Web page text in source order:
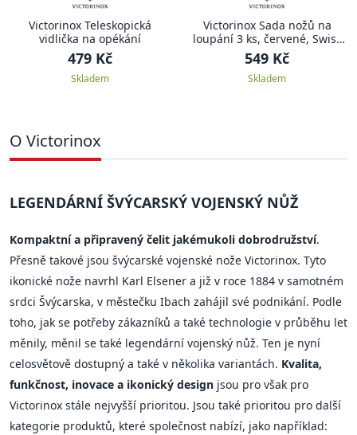
Victorinox Teleskopická
vidlička na opékání
479 Kč
Skladem
Victorinox Sada nožů na
loupání 3 ks, červené, Swiss
Classic
549 Kč
Skladem
O Victorinox
LEGENDÁRNÍ ŠVÝCARSKÝ VOJENSKÝ NŮŽ
Kompaktní a připravený čelit jakémukoli dobrodružství.
Přesně takové jsou švýcarské vojenské nože Victorinox. Tyto
ikonické nože navrhl Karl Elsener a již v roce 1884 v samotném
srdci Švýcarska, v městečku Ibach zahájil své podnikání. Podle
toho, jak se potřeby zákazníků a také technologie v průběhu let
měnily, měnil se také legendární vojenský nůž. Ten je nyní
celosvětově dostupný a také v několika variantách. Kvalita,
funkčnost, inovace a ikonický design jsou pro však pro
Victorinox stále nejvyšší prioritou. Jsou také prioritou pro další
kategorie produktů, které společnost nabízí, jako například: